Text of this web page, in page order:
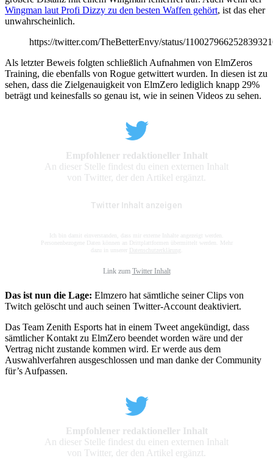
Wingman laut Profi Dizzy zu den besten Waffen gehört, ist das eher
unwahrscheinlich.
https://twitter.com/TheBetterEnvy/status/
Als letzter Beweis folgten schließlich Aufnahmen von ElmZeros
Training, die ebenfalls von Rogue getwittert wurden. In diesen ist zu
sehen, dass die Zielgenauigkeit von ElmZero lediglich knapp 29%
beträgt und keinesfalls so genau ist, wie in seinen Videos zu sehen.
Empfohlener redaktioneller Inhalt
An dieser Stelle findest du einen externen Inhalt
von Twitter, der den Artikel ergänzt.
Twitter Inhalt anzeigen
Ich bin damit einverstanden, dass mir externe Inhalte angezeigt werden.
Personenbezogene Daten können an Drittplattformen übermittelt werden. Mehr
Datenschutzerklärung
Link zum Twitter Inhalt
Das ist nun die Lage: Elmzero hat sämtliche seiner Clips von
Twitch gelöscht und auch seinen Twitter-Account deaktiviert.
Das Team Zenith Esports hat in einem Tweet angekündigt, dass
sämtlicher Kontakt zu ElmZero beendet worden wäre und der
Vertrag nicht zustande kommen wird. Er werde aus dem
Auswahlverfahren ausgeschlossen und man danke der Community
für’s Aufpassen.
Empfohlener redaktioneller Inhalt
An dieser Stelle findest du einen externen Inhalt
von Twitter, der den Artikel ergänzt.